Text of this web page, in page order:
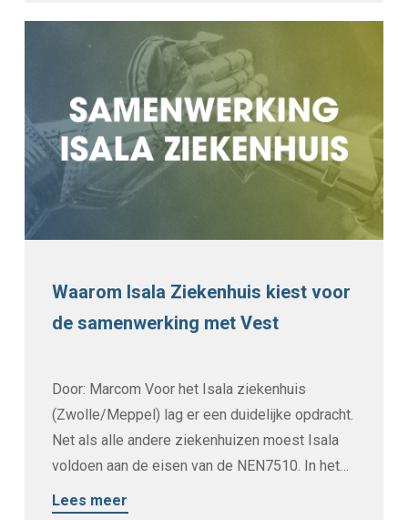
Waarom Isala Ziekenhuis kiest voor
de samenwerking met Vest
Door: Marcom Voor het Isala ziekenhuis
(Zwolle/Meppel) lag er een duidelijke opdracht.
Net als alle andere ziekenhuizen moest Isala
voldoen aan de eisen van de NEN7510. In het…
Lees meer